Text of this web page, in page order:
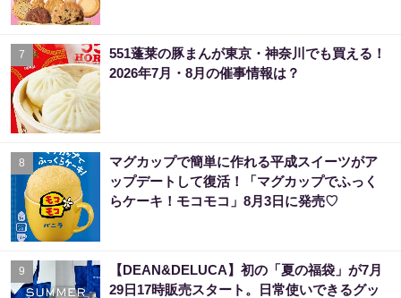
7
551蓬莱の豚まんが東京・神奈川でも買える！
2026年7月・8月の催事情報は？
8
マグカップで簡単に作れる平成スイーツがア
ップデートして復活！「マグカップでふっく
らケーキ！モコモコ」8月3日に発売♡
9
【DEAN&DELUCA】初の「夏の福袋」が7月
29日17時販売スタート。日常使いできるグッ